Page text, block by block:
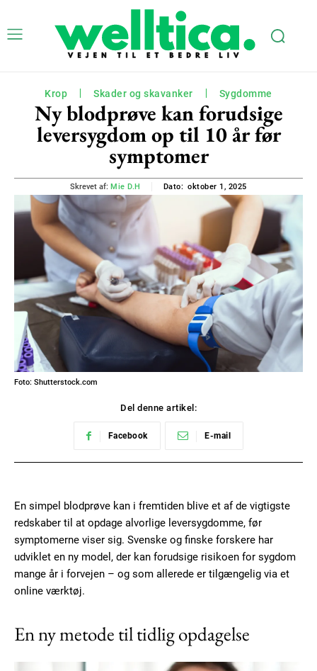
Krop Skader og skavanker Sygdomme
Ny blodprøve kan forudsige
leversygdom op til 10 år før
symptomer
Skrevet af: Mie D.H Dato: oktober 1, 2025
Foto: Shutterstock.com
Del denne artikel:
Facebook E-mail
En simpel blodprøve kan i fremtiden blive et af de vigtigste
redskaber til at opdage alvorlige leversygdomme, før
symptomerne viser sig. Svenske og finske forskere har
udviklet en ny model, der kan forudsige risikoen for sygdom
mange år i forvejen – og som allerede er tilgængelig via et
online værktøj.
En ny metode til tidlig opdagelse